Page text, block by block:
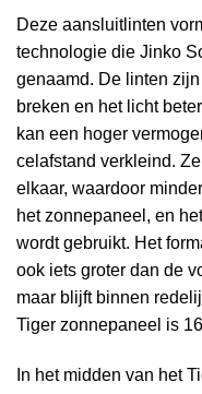
Deze aansluitlinten
technologie die Jinko
genaamd. De linten
breken en het licht
kan een hoger
celafstand verkleind.
elkaar, waardoor
het zonnepaneel, en
wordt gebruikt. Het
ook iets groter dan de
maar blijft binnen
Tiger zonnepaneel is
In het midden van het